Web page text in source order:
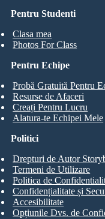
Pentru Studenti
Clasa mea
Photos For Class
Pentru Echipe
Probă Gratuită Pentru
Resurse de Afaceri
Creați Pentru Lucru
Alatura-te Echipei Mele
Politici
Drepturi de Autor
Termeni de Utilizare
Politica de
Confidențialitate și
Accesibilitate
Opțiunile Dvs. de